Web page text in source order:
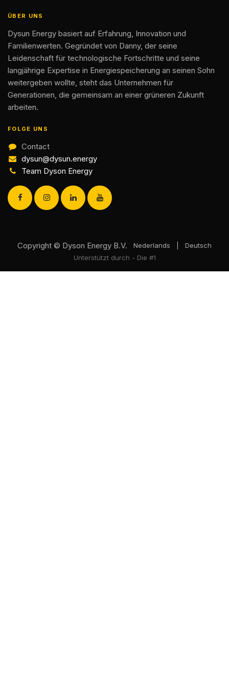
ÜBER UNS
Dysun Energy basiert auf Erfahrung, Innovation und
Familienwerten. Gegründet von Danny, der seine
Leidenschaft für technologische Fortschritte und seine
langjährige Expertise in Energiespeicherung an seinen Sohn
weitergeben wollte, steht das Unternehmen für
Generationen, die gemeinsam an einer grüneren Zukunft
arbeiten.
FOLGE UNS
Contact
dysun@dysun.energy
Team Dyson Energy
Copyright © Dyson Energy B.V. Nederlands
Deutsch
Unterstützt durch - Die #1